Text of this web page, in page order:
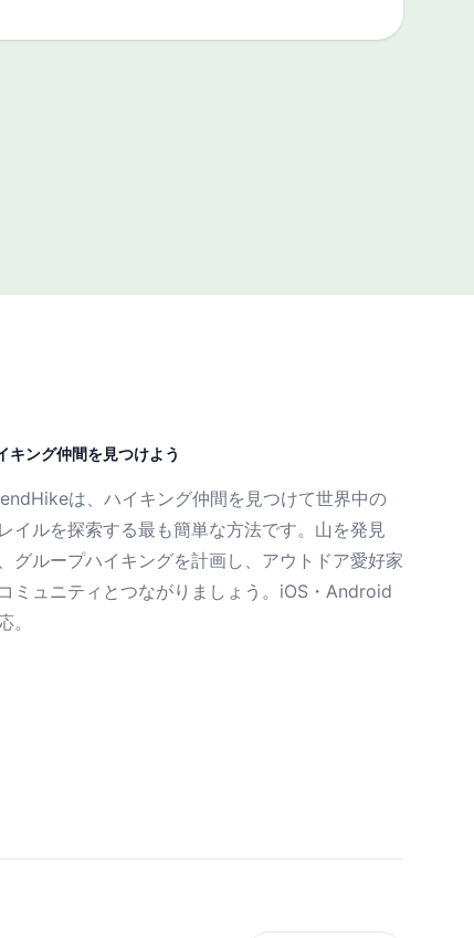
キング仲間を見つけよう
は、ハイキング仲間を見つけて世界中の
イルを探索する最も簡単な方法です。山を発見
グループハイキングを計画し、アウトドア愛好家
ミュニティとつながりましょう。iOS・Android
。